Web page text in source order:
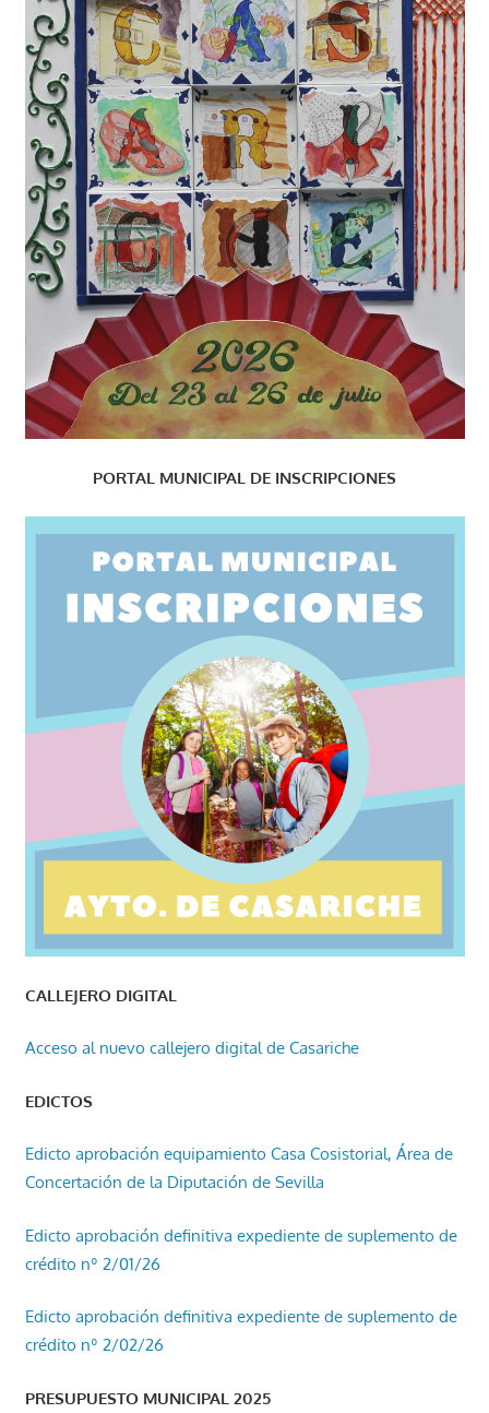
PORTAL MUNICIPAL DE INSCRIPCIONES
CALLEJERO DIGITAL
Acceso al nuevo callejero digital de Casariche
EDICTOS
Edicto aprobación equipamiento Casa Cosistorial, Área de
Concertación de la Diputación de Sevilla
Edicto aprobación definitiva expediente de suplemento de
crédito nº 2/01/26
Edicto aprobación definitiva expediente de suplemento de
crédito nº 2/02/26
PRESUPUESTO MUNICIPAL 2025